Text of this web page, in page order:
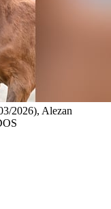
2026), Alezan